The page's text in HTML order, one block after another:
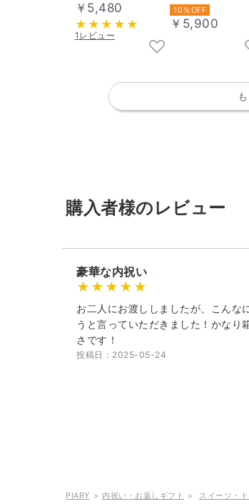
￥5,480
1レビュー
10％OFF
￥5,900
購入者様のレビュー
豪華な内祝い
お二人にお渡ししましたが、こんな
うと言っていただきました！かなり
さです！
投稿日：2025-05-24
PIARY 内祝い・お返しギフト スイーツ・